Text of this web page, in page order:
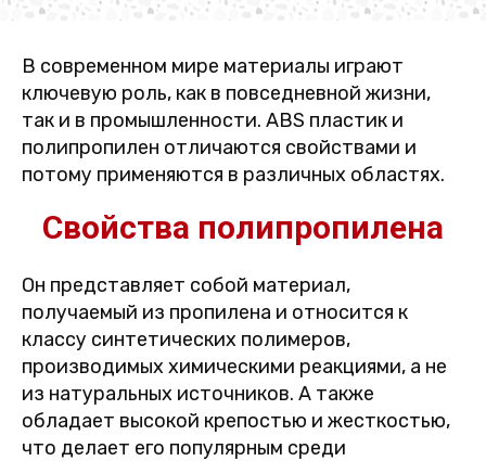
В современном мире материалы играют
ключевую роль, как в повседневной жизни,
так и в промышленности. ABS пластик и
полипропилен отличаются свойствами и
потому применяются в различных областях.
Свойства полипропилена
Он представляет собой материал,
получаемый из пропилена и относится к
классу синтетических полимеров,
производимых химическими реакциями, а не
из натуральных источников. А также
обладает высокой крепостью и жесткостью,
что делает его популярным среди